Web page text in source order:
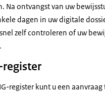
Na ontvangst van uw
dagen in uw digitale
zelf controleren of uw
register
register kunt u een